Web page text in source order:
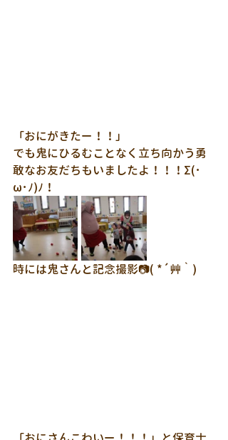
「おにがきたー！！」
でも鬼にひるむことなく立ち向かう勇
敢なお友だちもいましたよ！！！Σ(･
ω･ﾉ)ﾉ！
時には鬼さんと記念撮影📷( *´艸｀)